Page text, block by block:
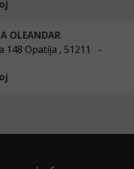
OLEANDAR
148 Opatija , 51211 -